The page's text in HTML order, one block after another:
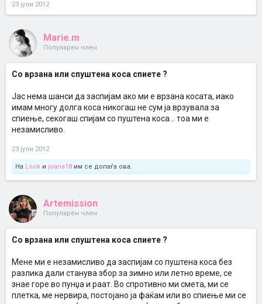
23 јули 2012
Marie.m
Популарен член
Со врзана или спуштена коса спиете ?
Јас нема шанси да заспијам ако ми е врзана косата, иако
имам многу долга коса никогаш не сум ја врзувала за
спиење, секогаш спијам со пуштена коса... тоа ми е
незамисливо.
23 јули 2012
На Look и joana18 им се допаѓа ова.
Artemission
Популарен член
Со врзана или спуштена коса спиете ?
Мене ми е незамисливо да заспијам со пуштена коса без
разлика дали станува збор за зимно или летно време, се
знае горе во пунџа и раат. Во спротивно ми смета, ми се
плетка, ме нервира, постојано ја фаќам или во спиење ми се